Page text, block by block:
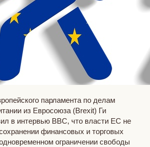
парламента по делам
из Евросоюза (Brexit) Ги
в интервью ВВС, что власти ЕС не
финансовых и торговых
ограничении свободы